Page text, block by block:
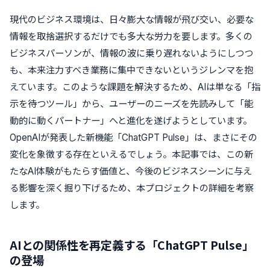
現代のビジネス環境は、日々膨大な情報が飛び交い、必要な
情報を取捨選択するだけでも多大な労力を要します。多くの
ビジネスパーソンが、情報の波に乗り遅れないようにしつつ
も、本来注力すべき業務に集中できないというジレンマを抱
えています。このような課題を解決するため、AIは単なる「指
示を待つツール」から、ユーザーのニーズを先読みして「能
動的に動くパートナー」へと進化を遂げようとしています。
OpenAIが発表した新機能「ChatGPT Pulse」は、まさにその
変化を象徴する存在といえるでしょう。本記事では、この新
たなAI体験がもたらす価値と、今後のビジネスシーンに与え
る影響を深く掘り下げるため、本プロジェクトの詳細を考察
します。
AIとの関係性を再定義する「ChatGPT Pulse」
の登場